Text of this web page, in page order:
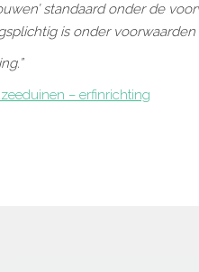
standaard onder de
is onder voorwaarden
– erfinrichting